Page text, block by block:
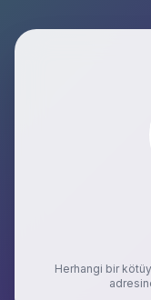
Herhangi bir